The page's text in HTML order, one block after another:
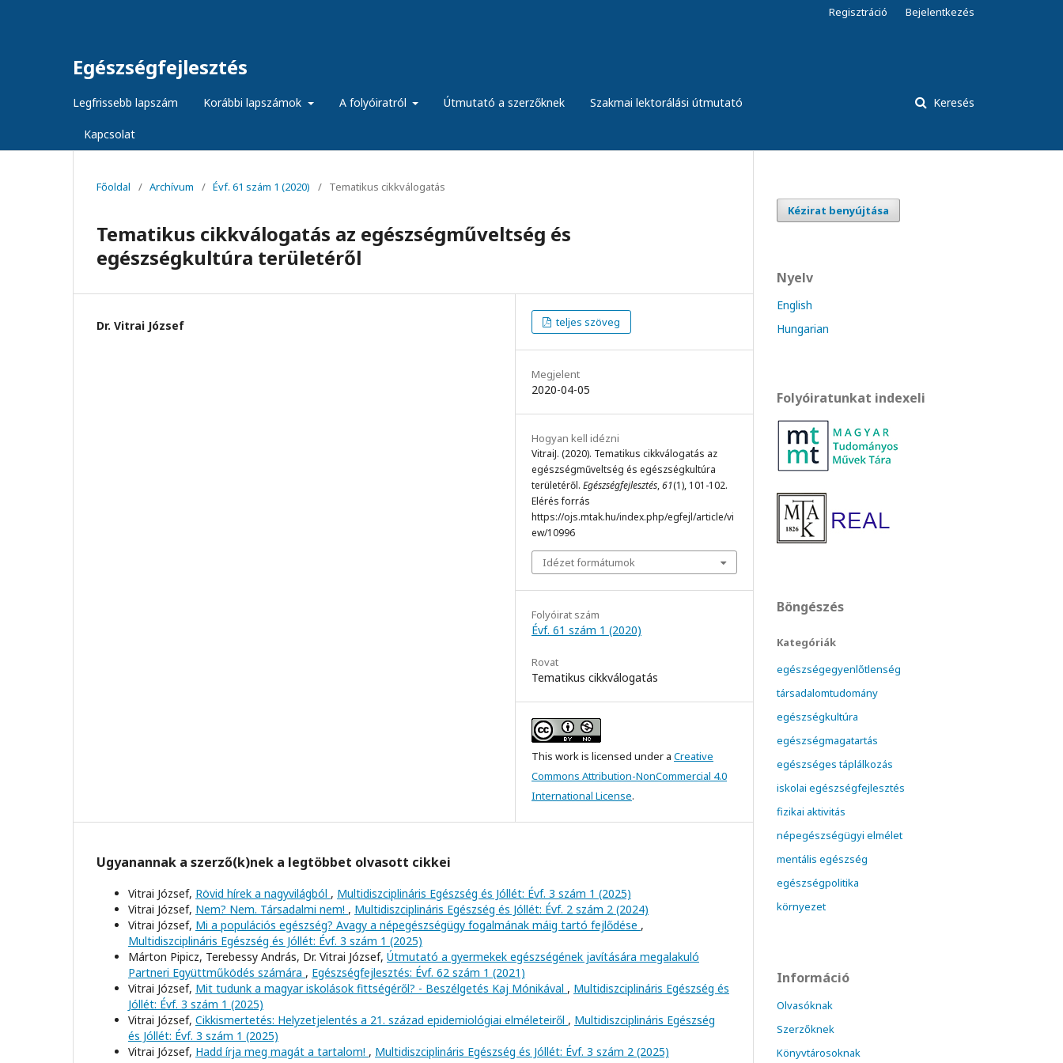
Egészségfejlesztés
Legfrissebb lapszám Korábbi lapszámok A folyóiratról Útmutató a szerzőknek Szakmai lektorálási útmutató
Kapcsolat
Keresés
Regisztráció Bejelentkezés
Főoldal / Archívum / Évf. 61 szám 1 (2020) / Tematikus cikkválogatás
Tematikus cikkválogatás az egészségműveltség és
egészségkultúra területéről
Dr. Vitrai József teljes szöveg
Megjelent
2020-04-05
Hogyan kell idézni
VitraiJ. (2020). Tematikus cikkválogatás az
egészségműveltség és egészségkultúra
területéről. Egészségfejlesztés,61(1), 101-102.
Elérés forrás
https://ojs.mtak.hu/index.php/egfejl/article/vi
ew/10996
Idézet formátumok
Folyóirat szám
Évf. 61 szám 1 (2020)
Rovat
Tematikus cikkválogatás
This work is licensed under a Creative
Commons Attribution-NonCommercial 4.0
International License.
Ugyanannak a szerző(k)nek a legtöbbet olvasott cikkei
Vitrai József, Rövid hírek a nagyvilágból , Multidiszciplináris Egészség és Jóllét: Évf. 3 szám 1 (2025)
Vitrai József, Nem? Nem. Társadalmi nem! , Multidiszciplináris Egészség és Jóllét: Évf. 2 szám 2 (2024)
Vitrai József, Mi a populációs egészség? Avagy a népegészségügy fogalmának máig tartó fejlődése ,
Multidiszciplináris Egészség és Jóllét: Évf. 3 szám 1 (2025)
Márton Pipicz, Terebessy András, Dr. Vitrai József, Útmutató a gyermekek egészségének javítására megalakuló
Partneri Együttműködés számára , Egészségfejlesztés: Évf. 62 szám 1 (2021)
Vitrai József, Mit tudunk a magyar iskolások fittségéről? - Beszélgetés Kaj Mónikával , Multidiszciplináris Egészség és
Jóllét: Évf. 3 szám 1 (2025)
Vitrai József, Cikkismertetés: Helyzetjelentés a 21. század epidemiológiai elméleteiről , Multidiszciplináris Egészség
és Jóllét: Évf. 3 szám 1 (2025)
Vitrai József, Hadd írja meg magát a tartalom! , Multidiszciplináris Egészség és Jóllét: Évf. 3 szám 2 (2025)
Kézirat benyújtása
Nyelv
English
Hungarian
Folyóiratunkat indexeli
Böngészés
Kategóriák
egészségegyenlőtlenség
társadalomtudomány
egészségkultúra
egészségmagatartás
egészséges táplálkozás
iskolai egészségfejlesztés
fizikai aktivitás
népegészségügyi elmélet
mentális egészség
egészségpolitika
környezet
Információ
Olvasóknak
Szerzőknek
Könyvtárosoknak